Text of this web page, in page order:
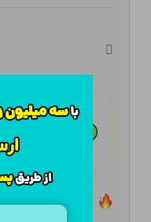
هـر قسط